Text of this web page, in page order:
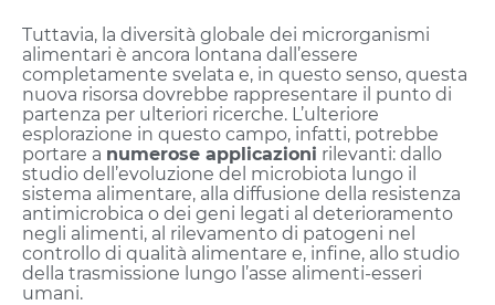
Tuttavia, la diversità globale dei microrganismi
alimentari è ancora lontana dall’essere
completamente svelata e, in questo senso, questa
nuova risorsa dovrebbe rappresentare il punto di
partenza per ulteriori ricerche. L’ulteriore
esplorazione in questo campo, infatti, potrebbe
portare a numerose applicazioni rilevanti: dallo
studio dell’evoluzione del microbiota lungo il
sistema alimentare, alla diffusione della resistenza
antimicrobica o dei geni legati al deterioramento
negli alimenti, al rilevamento di patogeni nel
controllo di qualità alimentare e, infine, allo studio
della trasmissione lungo l’asse alimenti-esseri
umani.